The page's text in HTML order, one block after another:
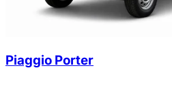
Piaggio Porter